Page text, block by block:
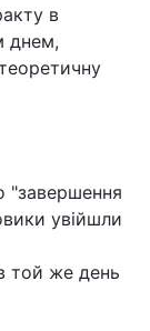
в
днем,
"завершення
увійшли
той же день